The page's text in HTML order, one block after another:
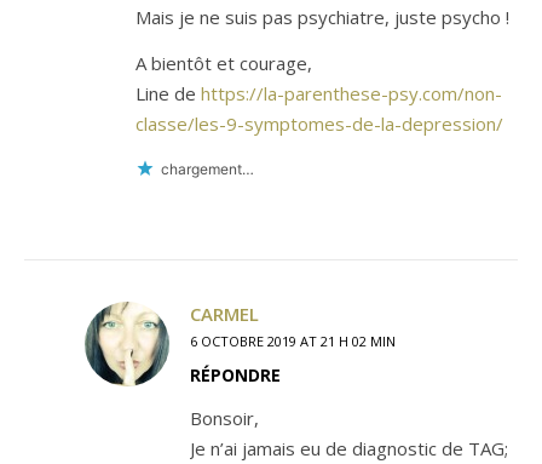
Mais je ne suis pas psychiatre, juste psycho !
A bientôt et courage,
Line de https://la-parenthese-psy.com/non-
classe/les-9-symptomes-de-la-depression/
chargement…
CARMEL
6 OCTOBRE 2019 AT 21 H 02 MIN
RÉPONDRE
Bonsoir,
Je n’ai jamais eu de diagnostic de TAG;